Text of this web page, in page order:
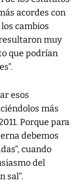
acordes con
cambios
muy
que podrían
esos
más
Porque para
debemos
cuando
del
sal”.